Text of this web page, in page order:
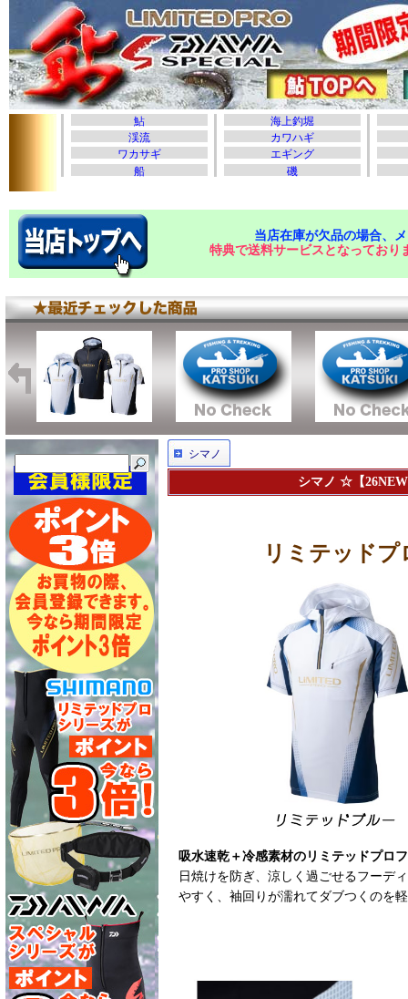
当店在庫が欠品の場合、
特典で送料サービスとなっており
シマノ
シマノ ☆【
リミテッド
吸水速乾＋冷感素材のリミテッドプロ
日焼けを防ぎ、涼しく過ごせるフーデ
やすく、袖回りが濡れてダブつくのを